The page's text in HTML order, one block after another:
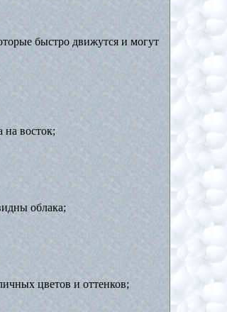
быстро движутся и могут
на восток;
облака;
цветов и оттенков;